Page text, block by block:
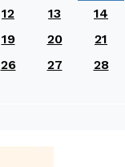
12 13 14
19 20 21
26 27 28